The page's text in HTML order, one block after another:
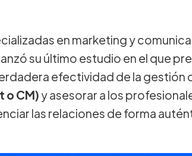
en marketing y
su último estudio en el que
efectividad de la gestión
o CM) y asesorar a los
las relaciones de forma